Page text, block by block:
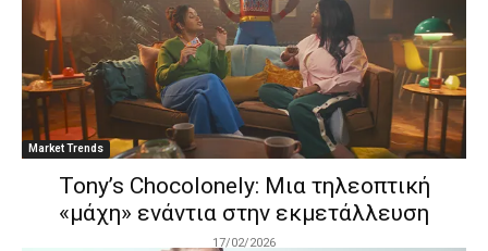
Market Trends
Tony’s Chocolonely: Μια τηλεοπτική
«μάχη» ενάντια στην εκμετάλλευση
17/02/2026